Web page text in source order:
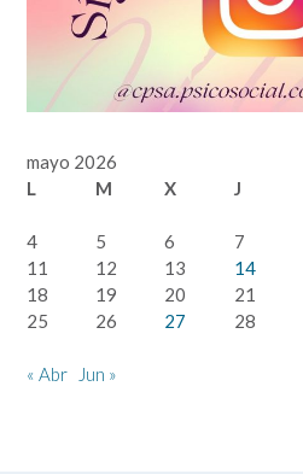
mayo 2026
L
M X J
4
5 6 7
11
12 13 14
18
19 20 21
25
26 27 28
« Abr Jun »